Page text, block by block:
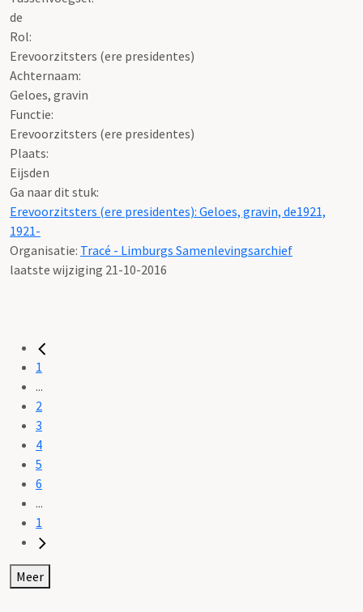
de
Rol:
Erevoorzitsters (ere presidentes)
Achternaam:
Geloes, gravin
Functie:
Erevoorzitsters (ere presidentes)
Plaats:
Eijsden
Ga naar dit stuk:
Erevoorzitsters (ere presidentes): Geloes, gravin, de1921,
1921-
Organisatie: Tracé - Limburgs Samenlevingsarchief
laatste wijziging 21-10-2016
1
...
2
3
4
5
6
...
1
Meer